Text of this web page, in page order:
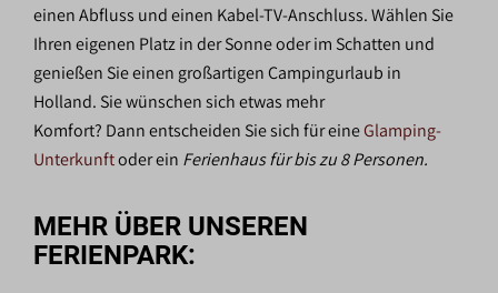
einen Abfluss und einen Kabel-TV-Anschluss. Wählen Sie
Ihren eigenen Platz in der Sonne oder im Schatten und
genießen Sie einen großartigen Campingurlaub in
Holland. Sie wünschen sich etwas mehr
Komfort? Dann entscheiden Sie sich für eineGlamping-
Unterkunftoder ein Ferienhaus für bis zu 8 Personen.
MEHR ÜBER UNSEREN
FERIENPARK: